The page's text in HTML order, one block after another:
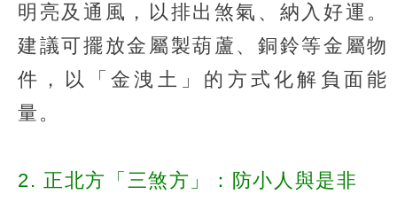
明亮及通風，以排出煞氣、納入好運。
建議可擺放金屬製葫蘆、銅鈴等金屬物
件，以「金洩土」的方式化解負面能
量。
2. 正北方「三煞方」：防小人與是非